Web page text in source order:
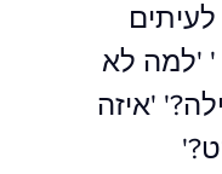
' 'למה לא
'איזה